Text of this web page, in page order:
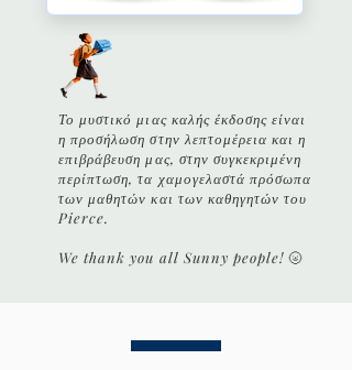
Το μυστικό μιας καλής έκδοσης είναι
η προσήλωση στην λεπτομέρεια και η
επιβράβευση μας, στην συγκεκριμένη
περίπτωση, τα χαμογελαστά πρόσωπα
των μαθητών και των καθηγητών του
Pierce.
We thank you all Sunny people!🌝